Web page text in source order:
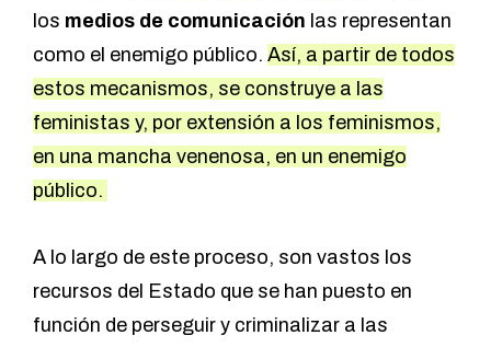
los medios de comunicación las representan
como el enemigo público. Así, a partir de todos
estos mecanismos, se construye a las
feministas y, por extensión a los feminismos,
en una mancha venenosa, en un enemigo
público.
A lo largo de este proceso, son vastos los
recursos del Estado que se han puesto en
función de perseguir y criminalizar a las